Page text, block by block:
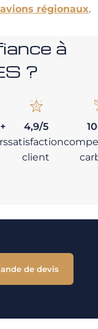
avions régionaux.
à
?
4,9/5
satisfaction
client
de devis